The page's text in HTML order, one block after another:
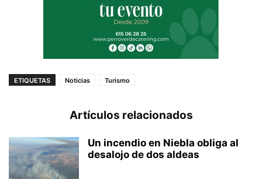
ETIQUETAS Noticias Turismo
Artículos relacionados
Un incendio en Niebla obliga al
desalojo de dos aldeas